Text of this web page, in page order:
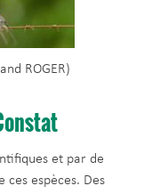
et par de
ces espèces. Des
ROGER)